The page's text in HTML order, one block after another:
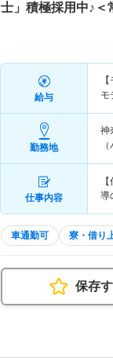
士」積極採用中♪＜
給与
モ
勤務地
神
仕事内容
導
車通勤可 寮・借り
保存